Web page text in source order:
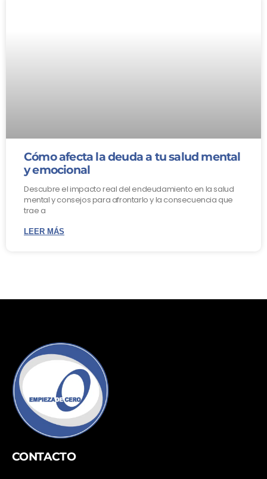
Cómo afecta la deuda a tu salud mental
y emocional
Descubre el impacto real del endeudamiento en la salud
mental y consejos para afrontarlo y la consecuencia que
trae a
LEER MÁS
CONTACTO